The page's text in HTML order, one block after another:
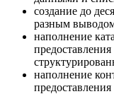
создание до
разным
наполнение
наполнение